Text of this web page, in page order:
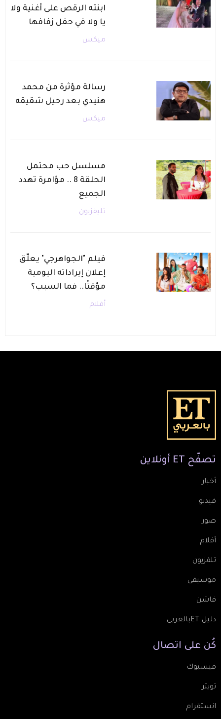
ابنته الرقص على أغنية ولا
يا ولا في حفل زفافها
ميكس
رسالة مؤثرة من محمد
هنيدي بعد رحيل شقيقه
ميكس
مسلسل حب محتمل
الحلقة 8 .. مؤامرة تهدد
الجميع
تليفزيون
فيلم "الجواهرجي" يعلّق
إعلان إيراداته اليومية
مؤقتًا.. فما السبب؟
أفلام
تصفّح ET أونلاين
أخبار
فيديو
صور
أفلام
تلفزيون
موسيقى
فاشن
دليل ETبالعربي
كُن على اتصال
فيسبوك
تويتر
انستقرام